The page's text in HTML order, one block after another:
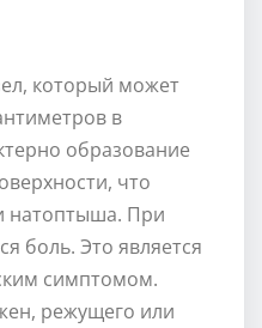
который может
в
образование
что
натоптыша. При
боль. Это является
симптомом.
режущего или